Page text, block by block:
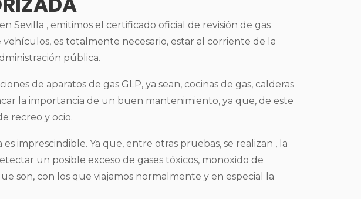
Sevilla , emitimos el certificado oficial de revisión de gas
vehículos, es totalmente necesario, estar al corriente de la
pública.
de aparatos de gas GLP, ya sean, cocinas de gas, calderas
la importancia de un buen mantenimiento, ya que, de este
recreo y ocio.
imprescindible. Ya que, entre otras pruebas, se realizan , la
un posible exceso de gases tóxicos, monoxido de
son, con los que viajamos normalmente y en especial la